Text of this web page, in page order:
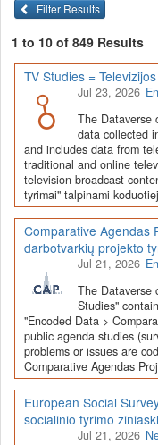
infrastruktūra, suteikianti
tyrimų išteklių. Visi
lietuvių ir anglų kalbomis
įsikūręsKauno
ir archyvavimo (DAtA)
Prieigai prie išteklių
visi ištekliai prieinami,
senosios infrastruktūros
išteklius ir jie
Apklausų duomenys ,
(įskaitant Istorinę
duomenys(įskaitant
talpinami didelių
duomenys) ir Lietuvos
valstybės institucijų
duomenų rinkiniai (Kitų
šia talpykla,
susipažinti suLiDA
Depozitoriai, kurie
Dataverse talpyklą,
puslapyje.
Filter Results
1 to 10 of 849 Results
TV Studies =
Jul 23, 2026
The Dataverse
data collected
and includes data from
traditional and online
television broadcast
tyrimai" talpinami
Comparative Agendas
darbotvarkių projekto
Jul 21, 2026
The Dataverse
Studies"
"Encoded Data >
public agenda studies
problems or issues are
Comparative Agendas
European Social
socialinio tyrimo
Jul 21, 2026